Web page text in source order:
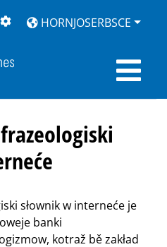
ZWOBRAZNJENJE
HORNJOSERBSCE
słownik w interneće je
banki
kotraž bě zakład